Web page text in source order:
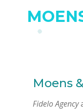
Moens
Fidelo Agency